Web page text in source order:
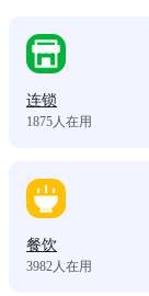
连锁
1875 人在用
餐饮
3982 人在用